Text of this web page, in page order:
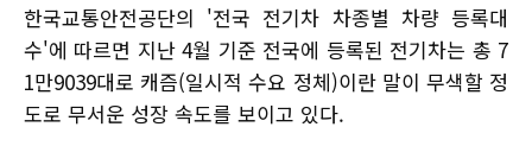
한국교통안전공단의 '전국 전기차 차종별 차량 등록대
수'에 따르면 지난 4월 기준 전국에 등록된 전기차는 총 7
1만9039대로 캐즘(일시적 수요 정체)이란 말이 무색할 정
도로 무서운 성장 속도를 보이고 있다.